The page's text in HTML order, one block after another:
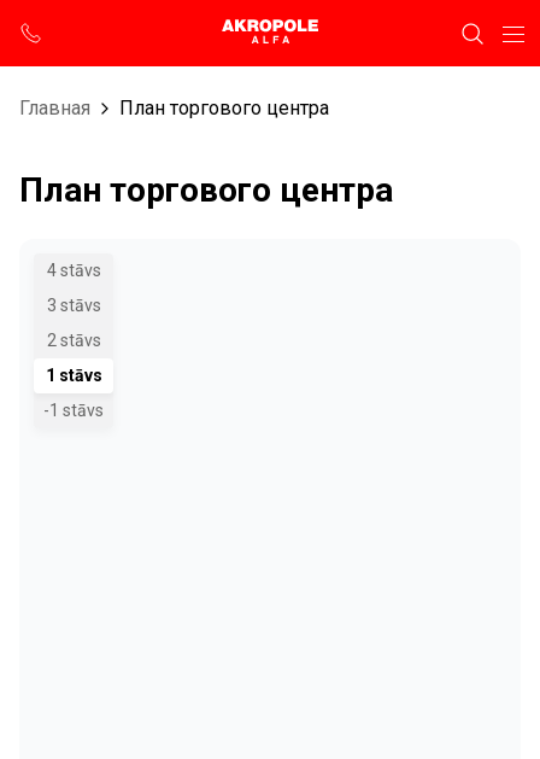
Главная План торгового центра
План торгового центра